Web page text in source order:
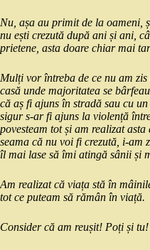
Nu, așa au primit de la oameni,
nu ești crezută după ani și ani,
prietene, asta doare chiar mai
Mulți vor întreba de ce nu am
casă unde majoritatea se
că aș fi ajuns în stradă sau cu
sigur s-ar fi ajuns la violență
povesteam tot și am realizat
seama că nu voi fi crezută, i-am
îl mai lase să îmi atingă sânii și
Am realizat că viața stă în
tot ce puteam să rămân în viață.
Consider că am reușit! Poți și tu!